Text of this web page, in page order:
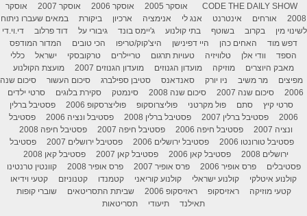
CODE THE DAILY SHOW אוסקר 2005 אוסקר 2006 אוסקר 2007
אוסקר
2008
אורחים אינטרנט אנג לי אנימציה ארכיון ביקורת
במאים שעברו ניתוח
לשינוי מין
בקרוב בשוטף בתי קולנוע ג'יימס בונד גיבורי על דוד פרלוב
די.וי.די
דפש מוד
האחים כהן היי דפינישן היצ'קוק/טריפו הכי טובים
המדור המודפס
הספד
וודי אלן טלוויזיה טעויות תרגום טריילרים טרקובסקי ישראל
כללי
מאבק היוצרים
מוזיקה מועדון הגנוזים מועדון הגנוזים 2007
מועצת הקולנוע
מפיצים
מר משיב ניו יורק סאנדאנס סטיבן ספילברג סיכום העשור
סיכום שנה
2006
סיכום שנה 2007 סיכום שנה 2008 סינמטק סקירת בלוגים
סרטי ילדים
סרטי קיץ
סתם פול מקרטני פוליצרוסקופ פוליצרסקופ 2006
פסטיבל ברלין
2006
פסטיבל ברלין 2007 פסטיבל ברלין 2008 פסטיבל ונציה 2006
פסטיבל
ונציה 2007
פסטיבל חיפה 2006 פסטיבל חיפה 2007
פסטיבל חיפה 2008
פסטיבל טורונטו 2006
פסטיבל ירושלים 2006 פסטיבל ירושלים 2007
פסטיבל
ירושלים 2008
פסטיבל קאן 2006 פסטיבל קאן 2007
פסטיבל קאן 2008
פסטיבלים
פרס אופיר 2006 פרס אופיר 2007 פרס אופיר 2008
קוונטין טרנטינו
קולנוע איטלקי
קולנוע ישראלי קולנוע קוריאני קטמנדו קטנוניזם
קטעי וידיאו
קטעי מוזיקה
ראזיסקופ ראזיסקופ 2006 שביתת התסריטאים
שוברי קופות
תאילנד
תיעודי תסריטאות